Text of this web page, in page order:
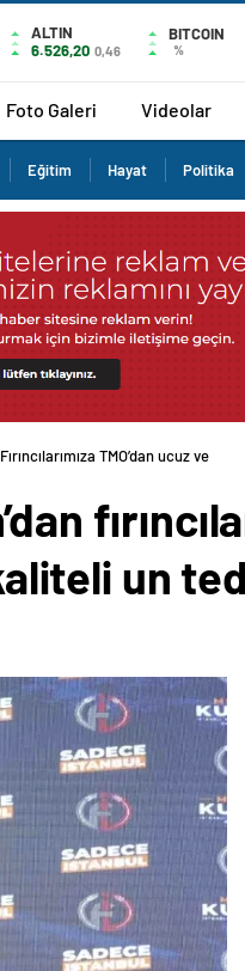
ALTIN
6.526,20 0,46
BITCOIN
%
Foto Galeri Videolar
Eğitim Hayat Politika
TMO’dan ucuz ve
kaliteli un